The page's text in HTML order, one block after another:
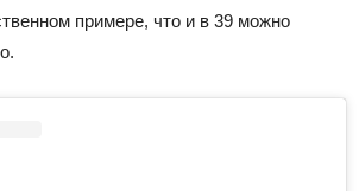
примере, что и в 39 можно